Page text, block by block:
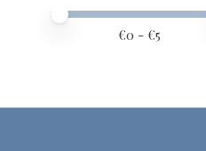
Minimale prijswaarde
Price maximum value
€0 - €5